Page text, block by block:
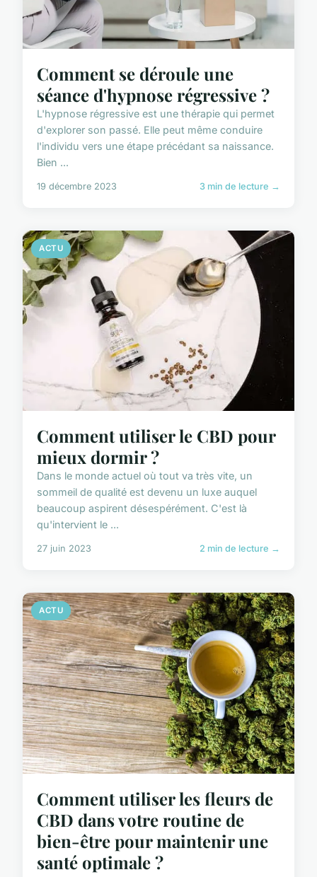
Comment se déroule une
séance d'hypnose régressive ?
L'hypnose régressive est une thérapie qui permet
d'explorer son passé. Elle peut même conduire
l'individu vers une étape précédant sa naissance.
Bien ...
19 décembre 2023 3 min de lecture →
ACTU
Comment utiliser le CBD pour
mieux dormir ?
Dans le monde actuel où tout va très vite, un
sommeil de qualité est devenu un luxe auquel
beaucoup aspirent désespérément. C'est là
qu'intervient le ...
27 juin 2023 2 min de lecture →
ACTU
Comment utiliser les fleurs de
CBD dans votre routine de
bien-être pour maintenir une
santé optimale ?